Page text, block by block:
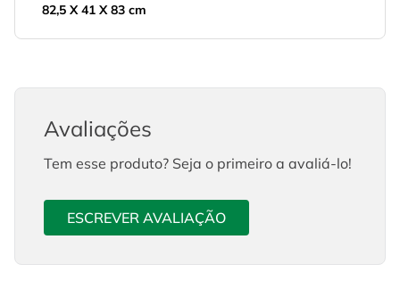
82,5 X 41 X 83 cm
Avaliações
Tem esse produto? Seja o primeiro a avaliá-lo!
ESCREVER AVALIAÇÃO